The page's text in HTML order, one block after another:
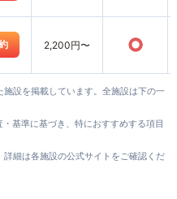
2,200円〜 ○
設を掲載しています。全施設は下の一
基準に基づき、特におすすめする項目
細は各施設の公式サイトをご確認くだ